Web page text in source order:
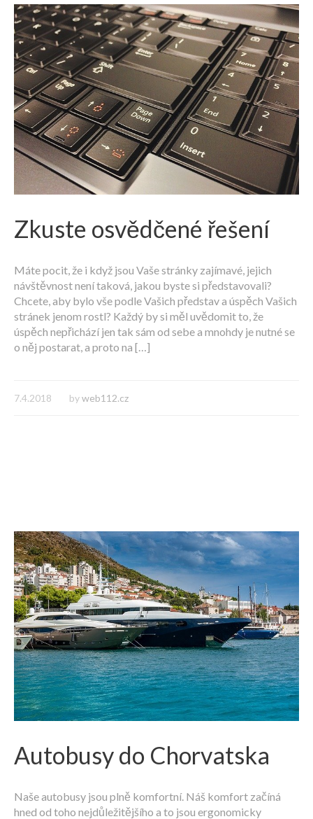
Zkuste osvědčené řešení
Máte pocit, že i když jsou Vaše stránky zajímavé, jejich
návštěvnost není taková, jakou byste si představovali?
Chcete, aby bylo vše podle Vašich představ a úspěch Vašich
stránek jenom rostl? Každý by si měl uvědomit to, že
úspěch nepřichází jen tak sám od sebe a mnohdy je nutné se
o něj postarat, a proto na […]
7.4.2018 byweb112.cz
Autobusy do Chorvatska
Naše autobusy jsou plně komfortní. Náš komfort začíná
hned od toho nejdůležitějšího a to jsou ergonomicky